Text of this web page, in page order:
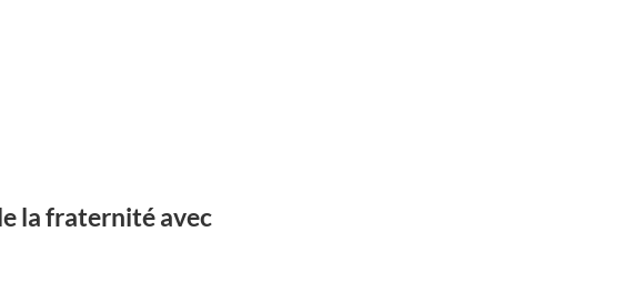
la fraternité avec